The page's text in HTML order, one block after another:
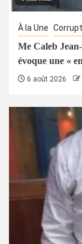
À la Une
Me Caleb
évoque une «
6 août 2026